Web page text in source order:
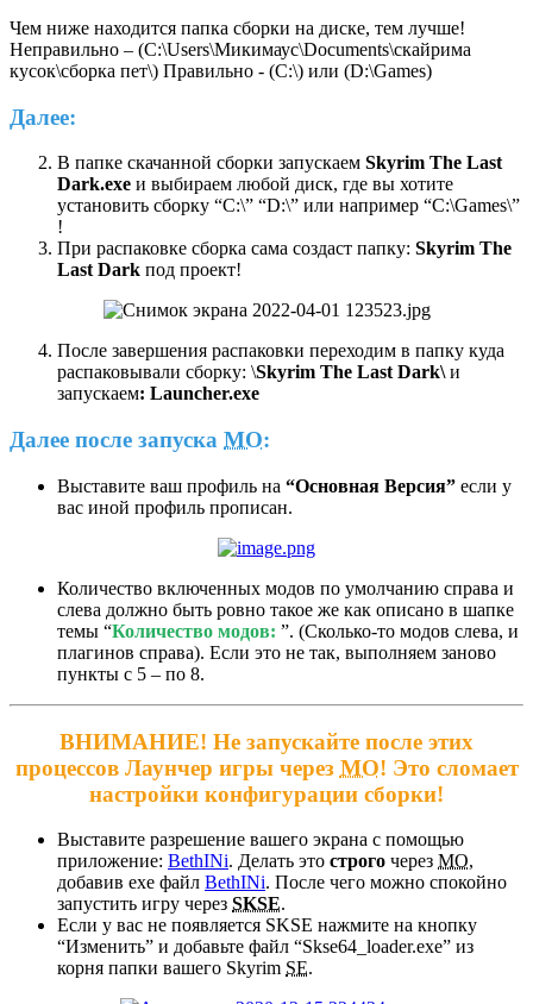
Чем ниже находится папка сборки на диске, тем лучше!
Неправильно – (C:\Users\Микимаус\Documents\скайрима
кусок\сборка пет\) Правильно - (C:\) или (D:\Games)
Далее:
В папке скачанной сборки запускаем Skyrim The Last
Dark.exe и выбираем любой диск, где вы хотите
установить сборку “C:\” “D:\” или например “С:\Games\”
!
При распаковке сборка сама создаст папку: Skyrim The
Last Dark под проект!
После завершения распаковки переходим в папку куда
распаковывали сборку: \Skyrim The Last Dark\и
запускаем: Launcher.exe
Далее после запуска MO:
Выставите ваш профиль на “Основная Версия” если у
вас иной профиль прописан.
Количество включенных модов по умолчанию справа и
слева должно быть ровно такое же как описано в шапке
темы “Количество модов: ”. (Сколько-то модов слева, и
плагинов справа). Если это не так, выполняем заново
пункты с 5 – по 8.
ВНИМАНИЕ! Не запускайте после этих
процессов Лаунчер игры через МО! Это сломает
настройки конфигурации сборки!
Выставите разрешение вашего экрана с помощью
приложение: BethINi. Делать это строго через МО,
добавив exe файл BethINi. После чего можно спокойно
запустить игру через SKSE.
Если у вас не появляется SKSE нажмите на кнопку
“Изменить” и добавьте файл “Skse64_loader.exe” из
корня папки вашего Skyrim SE.